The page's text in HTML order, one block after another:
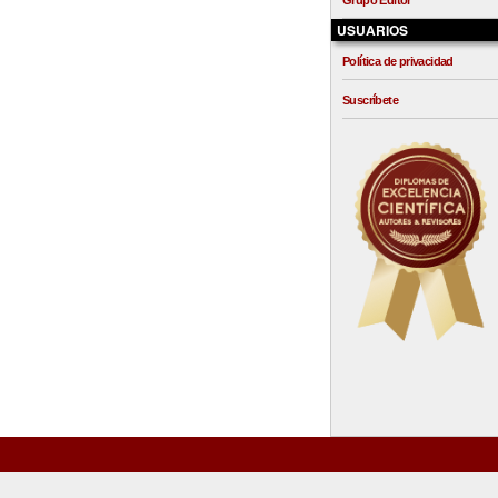
USUARIOS
Política de privacidad
Suscríbete